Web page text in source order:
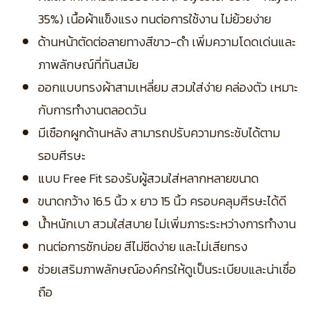
35%) เนื้อผ้าแข็งแรง ทนต่อการใช้งาน ไม่ย้วยง่าย
ด้านหน้าตัดต่อลายทางสีขาว-ดำ เพิ่มความโดดเด่นและ
ภาพลักษณ์ที่ทันสมัย
ออกแบบทรงผ้าสามเหลี่ยม สวมใส่ง่าย คล่องตัว เหมาะ
กับการทำงานตลอดวัน
มีเชือกผูกด้านหลัง สามารถปรับความกระชับได้ตาม
รอบศีรษะ
แบบ Free Fit รองรับผู้สวมใส่หลากหลายขนาด
ขนาดกว้าง 16.5 นิ้ว x ยาว 15 นิ้ว ครอบคลุมศีรษะได้ดี
น้ำหนักเบา สวมใส่สบาย ไม่เพิ่มภาระระหว่างการทำงาน
ทนต่อการซักบ่อย สีไม่ซีดง่าย และไม่เสียทรง
ช่วยเสริมภาพลักษณ์องค์กรให้ดูเป็นระเบียบและน่าเชื่อ
ถือ